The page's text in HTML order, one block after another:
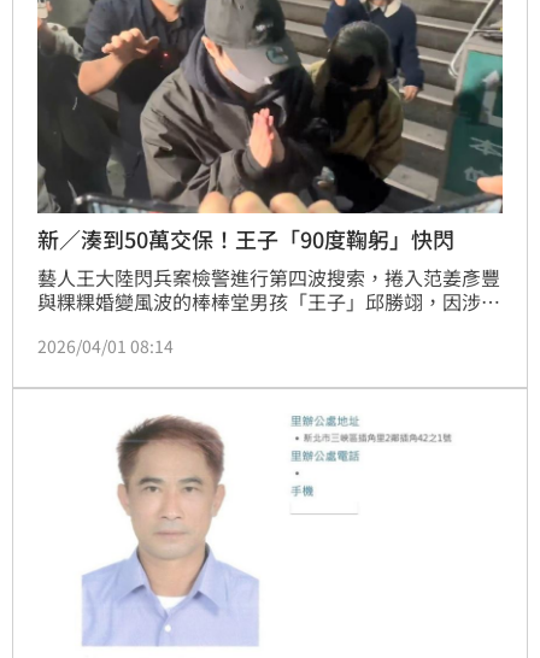
新／湊到50萬交保！王子「90度鞠躬」快閃
藝人王大陸閃兵案檢警進行第四波搜索，捲入范姜彥豐
與粿粿婚變風波的棒棒堂男孩「王子」邱勝翊，因涉入
依妨害兵役條例，諭知50萬元交保。稍早前，王子完成
並表示感謝大家關心。
2026/04/01 08:14